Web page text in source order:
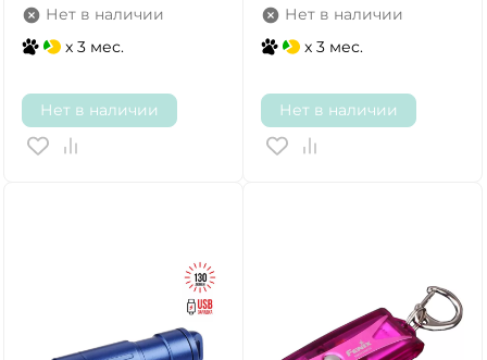
Нет в наличии
x 3 мес.
Нет в наличии
Нет в наличии
x 3 мес.
Нет в наличии